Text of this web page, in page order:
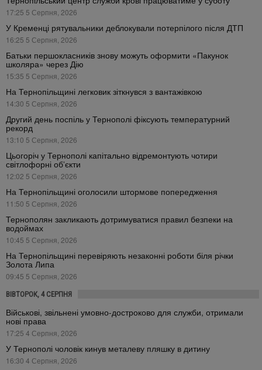
17:25 5 Серпня, 2026
У Кременці рятувальники деблокували потерпілого після ДТП
16:25 5 Серпня, 2026
Батьки першокласників знову можуть оформити «Пакунок
школяра» через Дію
15:35 5 Серпня, 2026
На Тернопільщині легковик зіткнувся з вантажівкою
14:30 5 Серпня, 2026
Другий день поспіль у Тернополі фіксують температурний
рекорд
13:10 5 Серпня, 2026
Цьогоріч у Тернополі капітально відремонтують чотири
світлофорні об’єкти
12:02 5 Серпня, 2026
На Тернопільщині оголосили штормове попередження
11:50 5 Серпня, 2026
Тернополян закликають дотримуватися правил безпеки на
водоймах
10:45 5 Серпня, 2026
На Тернопільщині перевіряють незаконні роботи біля річки
Золота Липа
09:45 5 Серпня, 2026
ВІВТОРОК, 4 СЕРПНЯ
Військові, звільнені умовно-достроково для служби, отримали
нові права
17:25 4 Серпня, 2026
У Тернополі чоловік кинув металеву пляшку в дитину
16:30 4 Серпня, 2026